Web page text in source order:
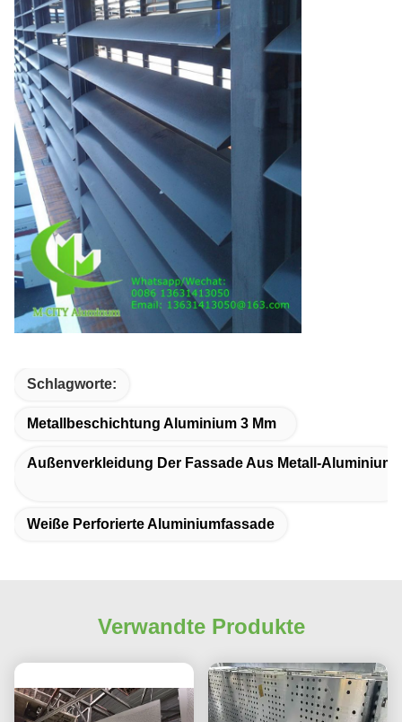
Schlagworte:
Metallbeschichtung Aluminium 3 Mm
Außenverkleidung Der Fassade Aus Metall-Aluminium
Weiße Perforierte Aluminiumfassade
Verwandte Produkte